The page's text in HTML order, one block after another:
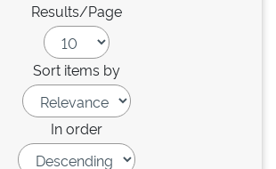
Results/Page
Sort items by
In order